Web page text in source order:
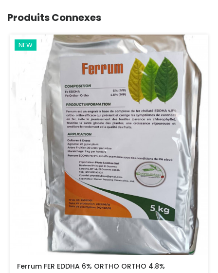
Produits Connexes
NEW
Ferrum FER EDDHA 6% ORTHO ORTHO 4.8%